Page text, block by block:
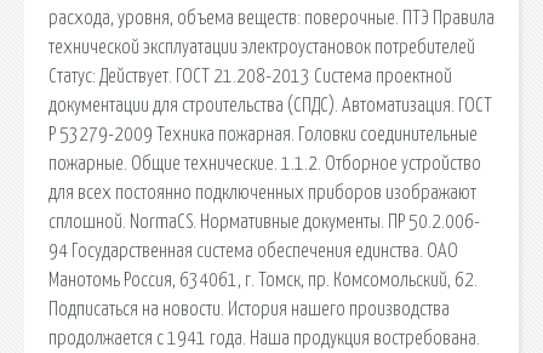
расхода, уровня, объема веществ: поверочные. ПТЭ Правила
технической эксплуатации электроустановок потребителей
Статус: Действует. ГОСТ 21.208-2013 Система проектной
документации для строительства (СПДС). Автоматизация. ГОСТ
Р 53279-2009 Техника пожарная. Головки соединительные
пожарные. Общие технические. 1.1.2. Отборное устройство
для всех постоянно подключенных приборов изображают
сплошной. NormaCS. Нормативные документы. ПР 50.2.006-
94 Государственная система обеспечения единства. ОАО
Манотомь Россия, 634061, г. Томск, пр. Комсомольский, 62.
Подписаться на новости. История нашего производства
продолжается с 1941 года. Наша продукция востребована.